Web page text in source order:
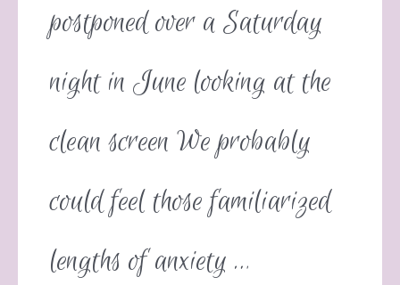
postponed over a Saturday
night in June looking at the
clean screen We probably
could feel those familiarized
lengths of anxiety …